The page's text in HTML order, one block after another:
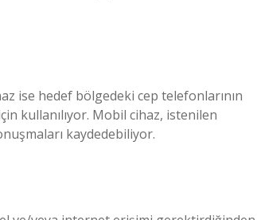
ise hedef bölgedeki cep telefonlarının
kullanılıyor. Mobil cihaz, istenilen
kaydedebiliyor.